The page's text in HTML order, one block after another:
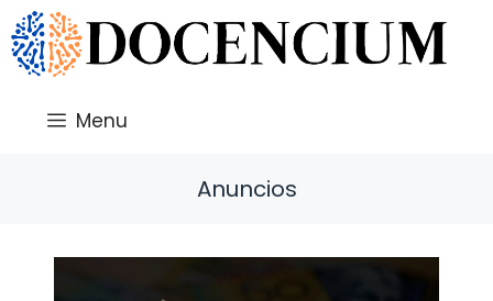
Saltar
al
contenido
Menu
Anuncios